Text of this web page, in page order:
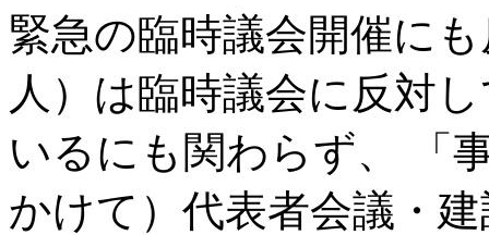
緊急の臨時議会開催に
人）は臨時議会に反対
いるにも関わらず、 「
かけて）代表者会議・